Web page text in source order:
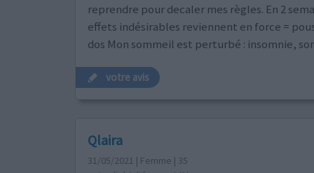
reprendre pour decaler mes règles. En 2
effets indésirables reviennent en force =
dos Mon sommeil est perturbé : insomnie,
votre avis
Qlaira
31/05/2021 | Femme | 35